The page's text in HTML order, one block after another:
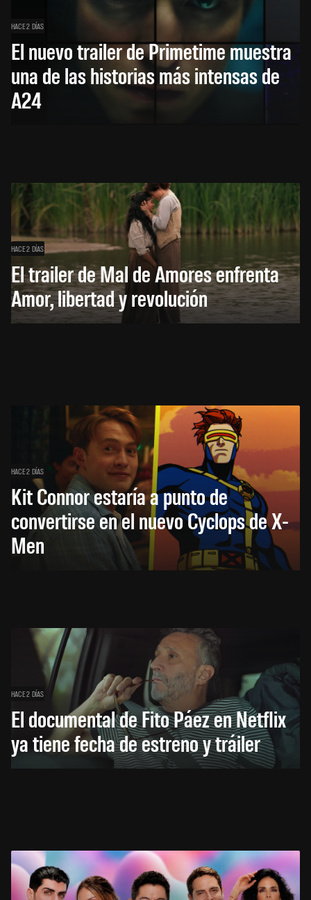
HACE 2 DÍAS
El nuevo trailer de Primetime muestra
una de las historias más intensas de
A24
HACE 2 DÍAS
El trailer de Mal de Amores enfrenta
Amor, libertad y revolución
HACE 2 DÍAS
Kit Connor estaría a punto de
convertirse en el nuevo Cyclops de X-
Men
HACE 2 DÍAS
El documental de Fito Páez en Netflix
ya tiene fecha de estreno y tráiler